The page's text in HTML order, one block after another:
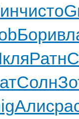
исто
Бори
Ратн
Солн
Алис